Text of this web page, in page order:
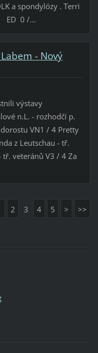
a spondylózy . Terri
0 /...
- Nový
výstavy
n.L. - rozhodčí p.
VN1 / 4 Pretty
z Leutschau - tř.
veteránů V3 / 4 Za
2 3 4 5 > >>